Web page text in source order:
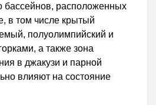
бассейнов, расположенных
в том числе крытый
полуолимпийский и
а также зона
в джакузи и парной
влияют на состояние